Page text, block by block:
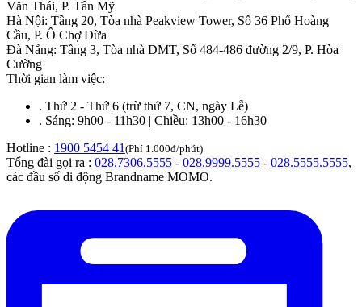
Văn Thái, P. Tân Mỹ
Hà Nội: Tầng 20, Tòa nhà Peakview Tower, Số 36 Phố Hoàng
Cầu, P. Ô Chợ Dừa
Đà Nẵng: Tầng 3, Tòa nhà DMT, Số 484-486 đường 2/9, P. Hòa
Cường
Thời gian làm việc:
. Thứ 2 - Thứ 6 (trừ thứ 7, CN, ngày Lễ)
. Sáng: 9h00 - 11h30 | Chiều: 13h00 - 16h30
Hotline : 1900 5454 41 (Phí 1.000đ/phút)
Tổng đài gọi ra : 028.7306.5555 - 028.9999.5555 - 028.5555.5555,
các đầu số di động Brandname MOMO.